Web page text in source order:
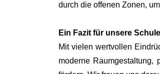
durch die offenen Zonen,
Ein Fazit für unsere Schule
Mit vielen wertvollen
moderne Raumgestaltung,